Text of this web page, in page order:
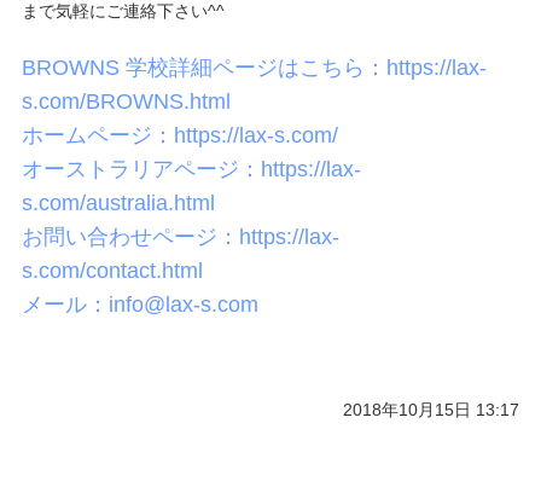
まで気軽にご連絡下さい^^
BROWNS 学校詳細ページはこちら：https://lax-
s.com/BROWNS.html
ホームページ：https://lax-s.com/
オーストラリアページ：https://lax-
s.com/australia.html
お問い合わせページ：https://lax-
s.com/contact.html
メール：info@lax-s.com
2018年10月15日 13:17